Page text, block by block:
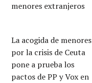
menores extranjeros
La acogida de menores
por la crisis de Ceuta
pone a prueba los
pactos de PP y Vox en